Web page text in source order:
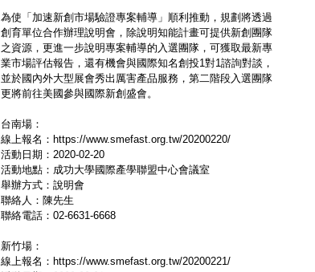
為使「加速新創市場驗證專案輔導」順利推動，規劃將透過
創育單位合作辦理說明會，除說明知能計畫可提供新創團隊
之資源，更進一步說明專案輔導的入選團隊，可獲取最新專
業市場評估報告，還有機會與國際知名創投1對1諮詢對談，
並於國內外大型展會秀出厲害產品服務，第二階段入選團隊
更將前往美國參與國際新創盛會。
台南場：
線上報名：https://www.smefast.org.tw/20200220/
活動日期：2020-02-20
活動地點：成功大學國際產學聯盟中心會議室
舉辦方式：說明會
聯絡人：陳先生
聯絡電話：02-6631-6668
新竹場：
線上報名：https://www.smefast.org.tw/20200221/